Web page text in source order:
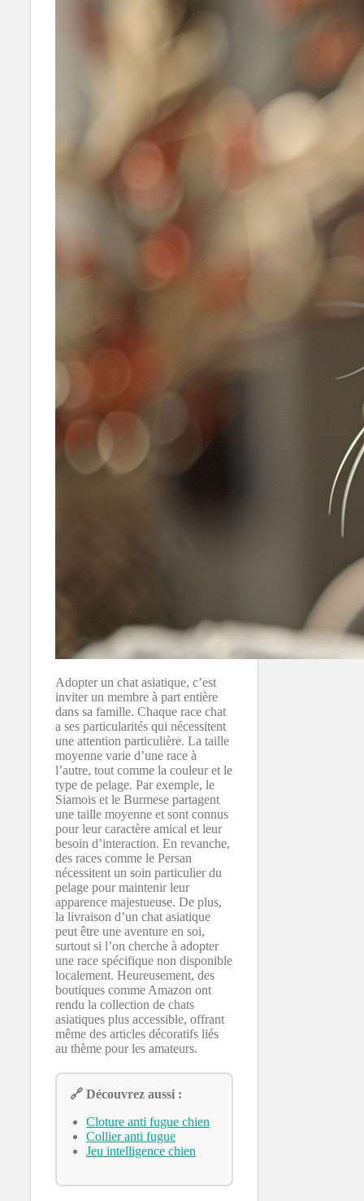
Adopter un chat asiatique, c’est
inviter un membre à part entière
dans sa famille. Chaque race chat
a ses particularités qui nécessitent
une attention particulière. La taille
moyenne varie d’une race à
l’autre, tout comme la couleur et le
type de pelage. Par exemple, le
Siamois et le Burmese partagent
une taille moyenne et sont connus
pour leur caractère amical et leur
besoin d’interaction. En revanche,
des races comme le Persan
nécessitent un soin particulier du
pelage pour maintenir leur
apparence majestueuse. De plus,
la livraison d’un chat asiatique
peut être une aventure en soi,
surtout si l’on cherche à adopter
une race spécifique non disponible
localement. Heureusement, des
boutiques comme Amazon ont
rendu la collection de chats
asiatiques plus accessible, offrant
même des articles décoratifs liés
au thème pour les amateurs.
🔗 Découvrez aussi :
Cloture anti fugue chien
Collier anti fugue
Jeu intelligence chien